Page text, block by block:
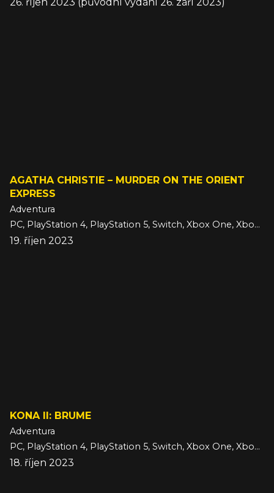
AGATHA CHRISTIE – MURDER ON THE ORIENT
EXPRESS
Adventura
PC, PlayStation 4, PlayStation 5, Switch, Xbox One, Xbox Series
19. říjen 2023
KONA II: BRUME
Adventura
PC, PlayStation 4, PlayStation 5, Switch, Xbox One, Xbox Series
18. říjen 2023